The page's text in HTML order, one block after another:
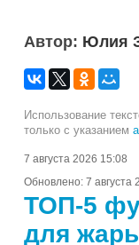
Автор: Юлия
Использование
только с указанием
7 августа 2026 15:08
Обновлено: 7 августа
ТОП-5
для